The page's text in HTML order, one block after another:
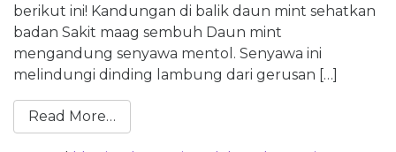
berikut ini! Kandungan di balik daun mint sehatkan
badan Sakit maag sembuh Daun mint
mengandung senyawa mentol. Senyawa ini
melindungi dinding lambung dari gerusan […]
Read More…